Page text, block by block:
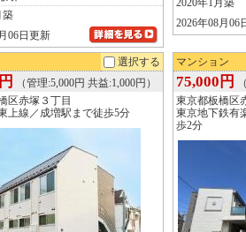
築
06日更新
2020年1月築
2026年08月06
選択する
（管理:5,000円 共益:1,000円）
区赤塚３丁目
上線／成増駅まで徒歩5分
マンション
75,000円
東京都板橋区
東京地下鉄有
歩2分